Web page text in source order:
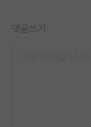
커리어
댓글쓰기